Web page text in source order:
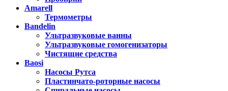
Amarell
Термометры
Bandelin
Ультразвуковые ванны
Ультразвуковые гомогенизаторы
Чистящие средства
Baosi
Насосы Рутса
Пластинчато-роторные насосы